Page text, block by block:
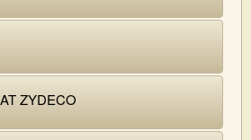
ZYDECO